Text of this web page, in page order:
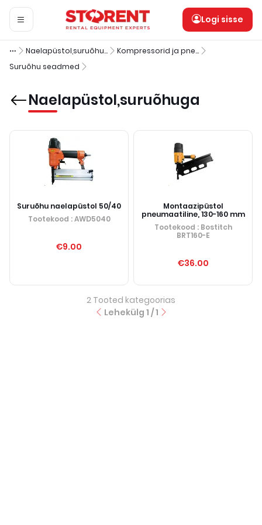
Logi sisse
Naelapüstol,suruõhuga
Kompressorid ja pneumoinstrumendid
Suruõhu seadmed
Naelapüstol,suruõhuga
Suruõhu naelapüstol 50/40
Tootekood : AWD5040
€9.00
Montaazipüstol
pneumaatiline, 130-160 mm
Tootekood : Bostitch
BRT160-E
€36.00
2 Tooted kategoorias
Lehekülg 1 /1